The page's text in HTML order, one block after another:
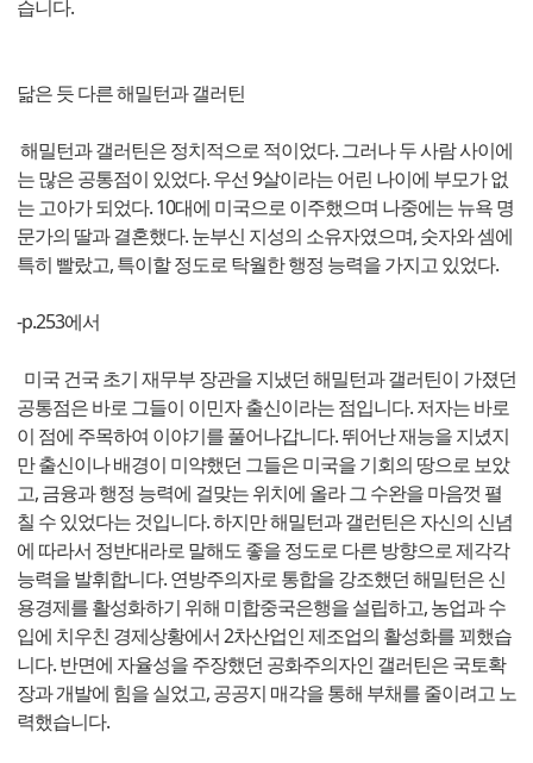
습니다.
닮은 듯 다른 해밀턴과 갤러틴
해밀턴과 갤러틴은 정치적으로 적이었다. 그러나 두 사람 사이에
는 많은 공통점이 있었다. 우선 9살이라는 어린 나이에 부모가 없
는 고아가 되었다. 10대에 미국으로 이주했으며 나중에는 뉴욕 명
문가의 딸과 결혼했다. 눈부신 지성의 소유자였으며, 숫자와 셈에
특히 빨랐고, 특이할 정도로 탁월한 행정 능력을 가지고 있었다.
-p.253에서
미국 건국 초기 재무부 장관을 지냈던 해밀턴과 갤러틴이 가졌던
공통점은 바로 그들이 이민자 출신이라는 점입니다. 저자는 바로
이 점에 주목하여 이야기를 풀어나갑니다. 뛰어난 재능을 지녔지
만 출신이나 배경이 미약했던 그들은 미국을 기회의 땅으로 보았
고, 금융과 행정 능력에 걸맞는 위치에 올라 그 수완을 마음껏 펼
칠 수 있었다는 것입니다. 하지만 해밀턴과 갤런틴은 자신의 신념
에 따라서 정반대라로 말해도 좋을 정도로 다른 방향으로 제각각
능력을 발휘합니다. 연방주의자로 통합을 강조했던 해밀턴은 신
용경제를 활성화하기 위해 미합중국은행을 설립하고, 농업과 수
입에 치우친 경제상황에서 2차산업인 제조업의 활성화를 꾀했습
니다. 반면에 자율성을 주장했던 공화주의자인 갤러틴은 국토확
장과 개발에 힘을 실었고, 공공지 매각을 통해 부채를 줄이려고 노
력했습니다.